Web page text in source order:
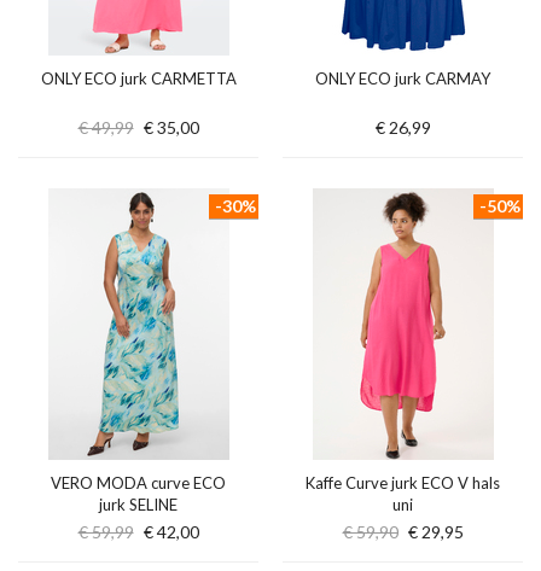
ONLY ECO jurk CARMETTA
€ 49,99 € 35,00
ONLY ECO jurk CARMAY
€ 26,99
VERO MODA curve ECO
jurk SELINE
€ 59,99 € 42,00
-30%
Kaffe Curve jurk ECO V hals
uni
€ 59,90 € 29,95
-50%